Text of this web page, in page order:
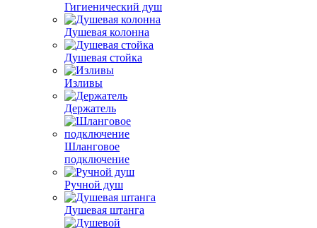
Гигиенический душ
Душевая колонна
Душевая стойка
Изливы
Держатель
Шланговое
подключение
Ручной душ
Душевая штанга